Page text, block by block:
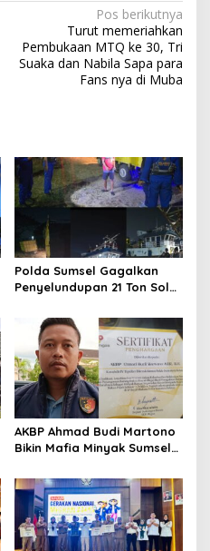
Pos berikutnya
Turut memeriahkan
Pembukaan MTQ ke 30, Tri
Suaka dan Nabila Sapa para
Fans nya di Muba
Polda Sumsel Gagalkan
Penyelundupan 21 Ton Solar
Lima Pelaku Diamankan
AKBP Ahmad Budi Martono
Bikin Mafia Minyak Sumsel
Disulap Jadi Rp7,59 Miliar
untuk Negara Raih
Penghargaan SKK Migas